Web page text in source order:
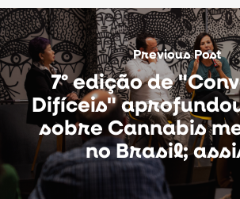
Previous Post
7º edição de
Difíceis"
sobre Cannabis
no Brasil;